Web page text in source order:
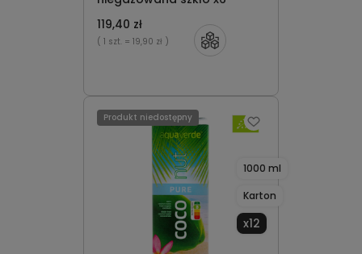
119,40 zł
( 1 szt. = 19,90 zł )
1000 ml
Karton
x12
Produkt niedostępny